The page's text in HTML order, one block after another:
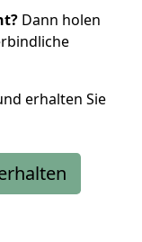
Dann holen
erhalten Sie